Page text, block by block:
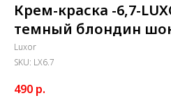
Крем-краска -6,7-
темный блондин
Luxor
SKU: LX6.7
490 р.